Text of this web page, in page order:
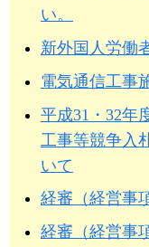
い。
新外国人労働
電気通信工事
平成31・32年
工事等競争入
いて
経審（経営事
経審（経営事